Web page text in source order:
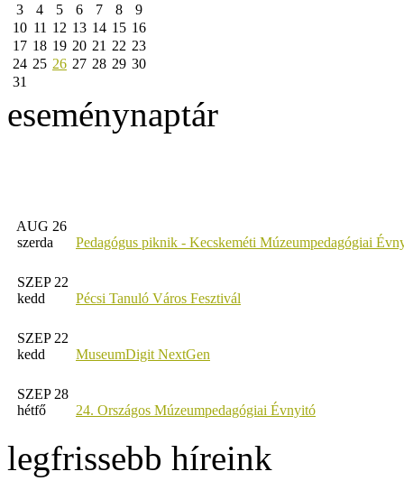
3
4 5 6 7 8
9
10 11 12 13 14 15 16
17 18 19 20 21 22 23
24 25 26 27 28 29 30
31
eseménynaptár
AUG 26
szerda
Pedagógus piknik - Kecskeméti Múzeumpedagógiai
SZEP 22
kedd
Pécsi Tanuló Város Fesztivál
SZEP 22
kedd
MuseumDigit NextGen
SZEP 28
hétfő
24. Országos Múzeumpedagógiai Évnyitó
legfrissebb híreink